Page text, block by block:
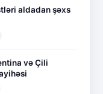
aldadan şəxs
və Çili